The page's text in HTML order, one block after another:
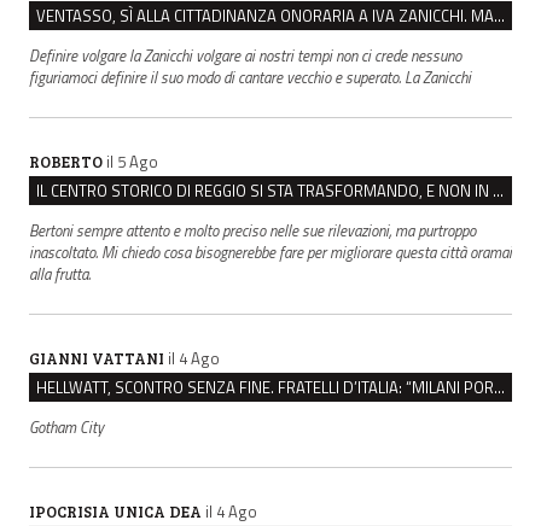
VENTASSO, SÌ ALLA CITTADINANZA ONORARIA A IVA ZANICCHI. MA BARGIACCHI: “È DI PESSIMO GUSTO”
Definire volgare la Zanicchi volgare ai nostri tempi non ci crede nessuno
figuriamoci definire il suo modo di cantare vecchio e superato. La Zanicchi
ROBERTO il 5 Ago
IL CENTRO STORICO DI REGGIO SI STA TRASFORMANDO, E NON IN MEGLIO
Bertoni sempre attento e molto preciso nelle sue rilevazioni, ma purtroppo
inascoltato. Mi chiedo cosa bisognerebbe fare per migliorare questa città oramai
alla frutta.
GIANNI VATTANI il 4 Ago
HELLWATT, SCONTRO SENZA FINE. FRATELLI D’ITALIA: “MILANI PORTA DOCUMENTI, DE FRANCO INSULTI”
Gotham City
IPOCRISIA UNICA DEA il 4 Ago